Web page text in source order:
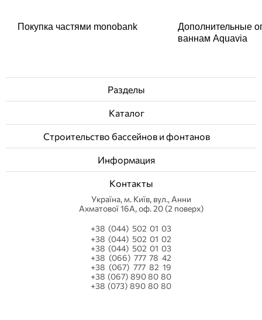
Покупка частями monobank
Дополнительные
ваннам Aquavia
Разделы
Каталог
Строительство бассейнов и фонтанов
Информация
Контакты
Українa, м. Київ, вул., Анни
Ахматової 16А, оф. 20 (2 поверх)
+38 (044) 502 01 03
+38 (044) 502 01 02
+38 (044) 502 01 03
+38 (066) 777 78 42
+38 (067) 777 82 19
+38 (067) 890 80 80
+38 (073) 890 80 80